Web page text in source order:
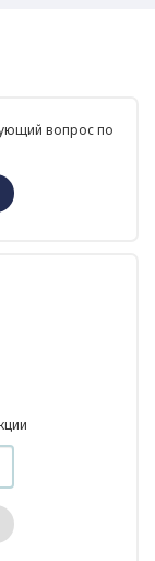
вопрос по